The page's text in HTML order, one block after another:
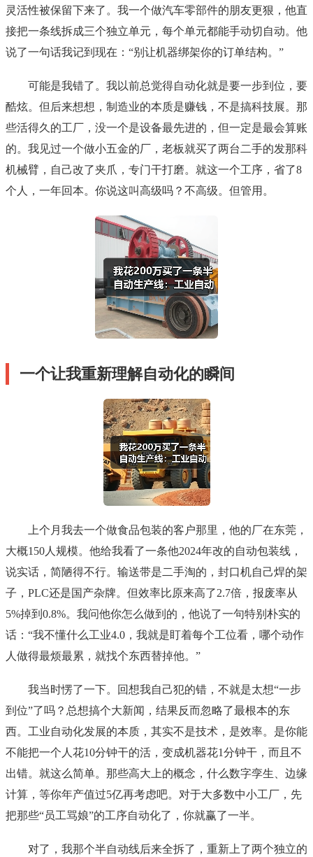
灵活性被保留下来了。我一个做汽车零部件的朋友更狠，他直
接把一条线拆成三个独立单元，每个单元都能手动切自动。他
说了一句话我记到现在：“别让机器绑架你的订单结构。”
可能是我错了。我以前总觉得自动化就是要一步到位，要
酷炫。但后来想想，制造业的本质是赚钱，不是搞科技展。那
些活得久的工厂，没一个是设备最先进的，但一定是最会算账
的。我见过一个做小五金的厂，老板就买了两台二手的发那科
机械臂，自己改了夹爪，专门干打磨。就这一个工序，省了8
个人，一年回本。你说这叫高级吗？不高级。但管用。
一个让我重新理解自动化的瞬间
上个月我去一个做食品包装的客户那里，他的厂在东莞，
大概150人规模。他给我看了一条他2024年改的自动包装线，
说实话，简陋得不行。输送带是二手淘的，封口机自己焊的架
子，PLC还是国产杂牌。但效率比原来高了2.7倍，报废率从
5%掉到0.8%。我问他你怎么做到的，他说了一句特别朴实的
话：“我不懂什么工业4.0，我就是盯着每个工位看，哪个动作
人做得最烦最累，就找个东西替掉他。”
我当时愣了一下。回想我自己犯的错，不就是太想“一步
到位”了吗？总想搞个大新闻，结果反而忽略了最根本的东
西。工业自动化发展的本质，其实不是技术，是效率。是你能
不能把一个人花10分钟干的活，变成机器花1分钟干，而且不
出错。就这么简单。那些高大上的概念，什么数字孪生、边缘
计算，等你年产值过5亿再考虑吧。对于大多数中小工厂，先
把那些“员工骂娘”的工序自动化了，你就赢了一半。
对了，我那个半自动线后来全拆了，重新上了两个独立的